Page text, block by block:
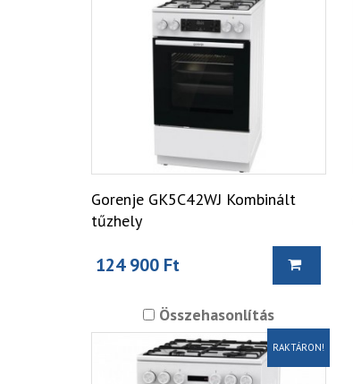
Gorenje GK5C42WJ Kombinált
tűzhely
124 900 Ft
Összehasonlítás
RAKTÁRON!